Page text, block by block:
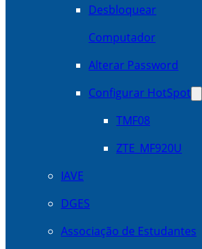
Desbloquear
Computador
Alterar Password
Configurar HotSpot
TMF08
ZTE_MF920U
IAVE
DGES
Associação de Estudantes